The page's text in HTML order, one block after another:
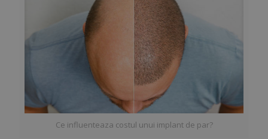
Ce influenteaza costul unui implant de par?